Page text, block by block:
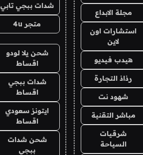
مجلة الابداع
استشارات اون
لاين
هيدب فيديو
رذاذ التجارة
شهود نت
مباشر التقنية
شرقيات
السياحة
شدات ببجي تابي
متجر 4u
شحن يلا لودو
اقساط
شدات ببجي
اقساط
ايتونز سعودي
اقساط
شحن شدات
ببجي